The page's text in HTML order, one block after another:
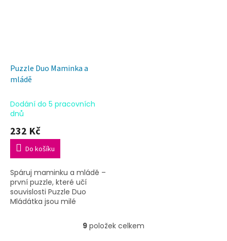
Puzzle Duo Maminka a
mládě
Dodání do 5 pracovních
dnů
232 Kč
Do košíku
Spáruj maminku a mládě –
první puzzle, které učí
souvislosti Puzzle Duo
Mládátka jsou milé
nejmenší, ve kterých děti
O
9 položek celkem